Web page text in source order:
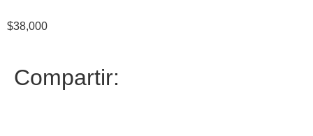
$38,000
Compartir: